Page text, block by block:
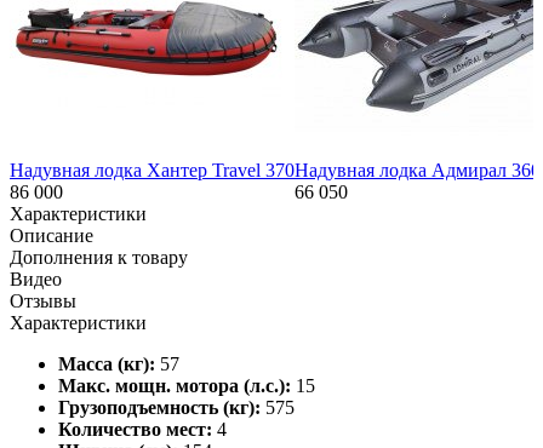
Надувная лодка Хантер Travel 370
86 000
Надувная лодка Адмирал 360
66 050
Характеристики
Описание
Дополнения к товару
Видео
Отзывы
Характеристики
Масса (кг): 57
Макс. мощн. мотора (л.с.): 15
Грузоподъемность (кг): 575
Количество мест: 4